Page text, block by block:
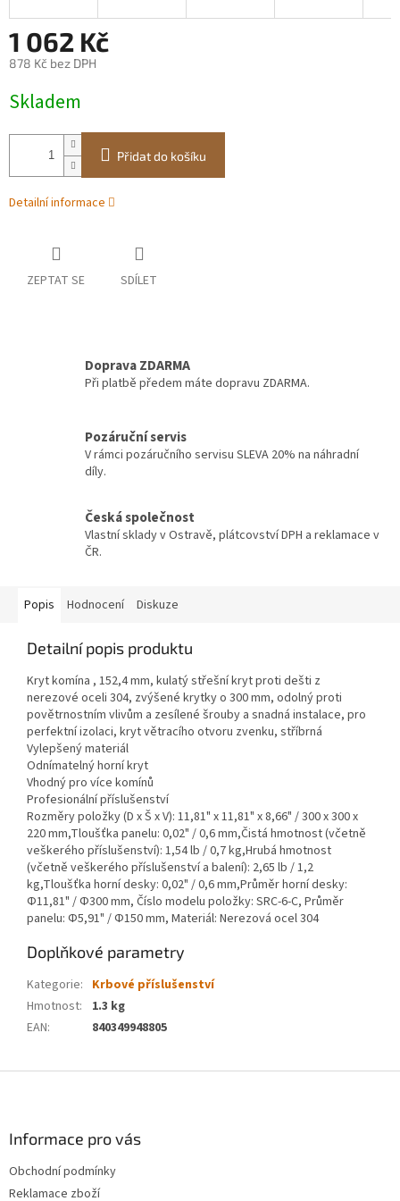
1 062 Kč
878 Kč bez DPH
cena:
Skladem
Přidat do košíku
Detailní informace
ZEPTAT SE SDÍLET
Doprava ZDARMA
Při platbě předem máte dopravu ZDARMA.
Pozáruční servis
V rámci pozáručního servisu SLEVA 20% na náhradní
díly.
Česká společnost
Vlastní sklady v Ostravě, plátcovství DPH a reklamace v
ČR.
Popis Hodnocení Diskuze
Detailní popis produktu
Kryt komína , 152,4 mm, kulatý střešní kryt proti dešti z
nerezové oceli 304, zvýšené krytky o 300 mm, odolný proti
povětrnostním vlivům a zesílené šrouby a snadná instalace, pro
perfektní izolaci, kryt větracího otvoru zvenku, stříbrná
Vylepšený materiál
Odnímatelný horní kryt
Vhodný pro více komínů
Profesionální příslušenství
Rozměry položky (D x Š x V): 11,81" x 11,81" x 8,66" / 300 x 300 x
220 mm,Tloušťka panelu: 0,02" / 0,6 mm,Čistá hmotnost (včetně
veškerého příslušenství): 1,54 lb / 0,7 kg,Hrubá hmotnost
(včetně veškerého příslušenství a balení): 2,65 lb / 1,2
kg,Tloušťka horní desky: 0,02" / 0,6 mm,Průměr horní desky:
Φ11,81" / Φ300 mm, Číslo modelu položky: SRC-6-C, Průměr
panelu: Φ5,91" / Φ150 mm, Materiál: Nerezová ocel 304
Doplňkové parametry
Kategorie: Krbové příslušenství
Hmotnost:
1.3 kg
EAN: 840349948805
Informace pro vás
Obchodní podmínky
Reklamace zboží